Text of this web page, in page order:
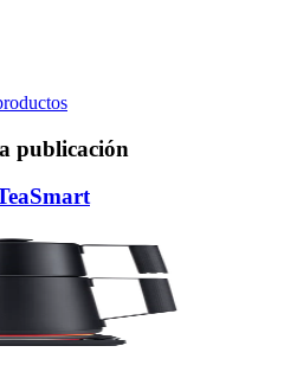
publicación